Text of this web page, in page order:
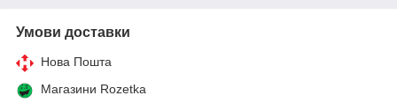
Умови доставки
Нова Пошта
Магазини Rozetka